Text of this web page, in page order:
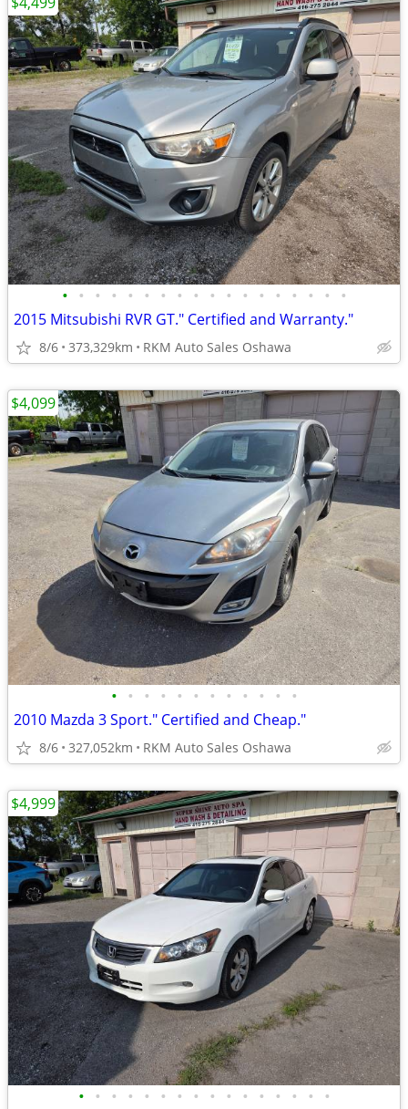
• • • • • • • • • • • • • • • • • •
2015 Mitsubishi RVR GT." Certified and Warranty."
8/6 373,329km RKM Auto Sales Oshawa
• • • • • • • • • • • •
2010 Mazda 3 Sport." Certified and Cheap."
8/6 327,052km RKM Auto Sales Oshawa
$4,099
• • • • • • • • • • • • • • • •
$4,999